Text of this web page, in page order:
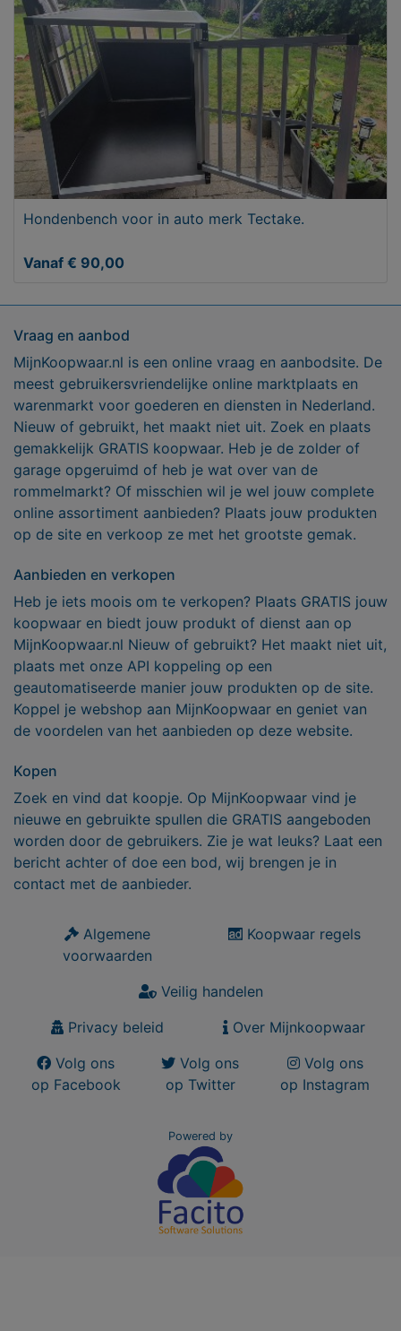
Hondenbench voor in auto merk Tectake.
Vanaf € 90,00
Vraag en aanbod
MijnKoopwaar.nl is een online vraag en aanbodsite. De
meest gebruikersvriendelijke online marktplaats en
warenmarkt voor goederen en diensten in Nederland.
Nieuw of gebruikt, het maakt niet uit. Zoek en plaats
gemakkelijk GRATIS koopwaar. Heb je de zolder of
garage opgeruimd of heb je wat over van de
rommelmarkt? Of misschien wil je wel jouw complete
online assortiment aanbieden? Plaats jouw produkten
op de site en verkoop ze met het grootste gemak.
Aanbieden en verkopen
Heb je iets moois om te verkopen? Plaats GRATIS jouw
koopwaar en biedt jouw produkt of dienst aan op
MijnKoopwaar.nl Nieuw of gebruikt? Het maakt niet uit,
plaats met onze API koppeling op een
geautomatiseerde manier jouw produkten op de site.
Koppel je webshop aan MijnKoopwaar en geniet van
de voordelen van het aanbieden op deze website.
Kopen
Zoek en vind dat koopje. Op MijnKoopwaar vind je
nieuwe en gebruikte spullen die GRATIS aangeboden
worden door de gebruikers. Zie je wat leuks? Laat een
bericht achter of doe een bod, wij brengen je in
contact met de aanbieder.
Algemene
voorwaarden
Koopwaar regels
Veilig handelen
Privacy beleid
Over Mijnkoopwaar
Volg ons
op Facebook
Volg ons
op Twitter
Volg ons
op Instagram
Powered by